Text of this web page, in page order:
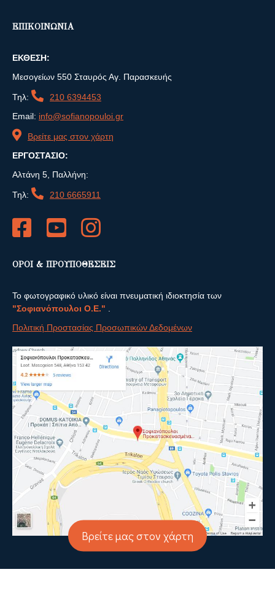
ΕΠΙΚΟΙΝΩΝΙΑ
ΕΚΘΕΣΗ:
Μεσογείων 550 Σταυρός Αγ. Παρασκευής
Τηλ:
210 6394453
Email: info@sofianopouloi.gr
Βρείτε μας στον χάρτη
ΕΡΓΟΣΤΑΣΙΟ:
Αλτάνη 5, Παλλήνη:
Τηλ: 210 6665911
ΟΡΟΙ & ΠΡΟΥΠΟΘΕΣΕΙΣ
Το φωτογραφικό υλικό είναι πνευματική ιδιοκτησία των
"Σοφιανόπουλοι Ο.Ε." .
Πολιτική Προστασίας Προσωπικών Δεδομένων
Βρείτε μας στον χάρτη